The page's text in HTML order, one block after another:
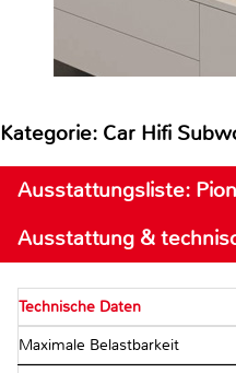
Kategorie: Car Hifi
Ausstattungsliste:
Ausstattung &
Technische Daten
Maximale Belastbarkeit